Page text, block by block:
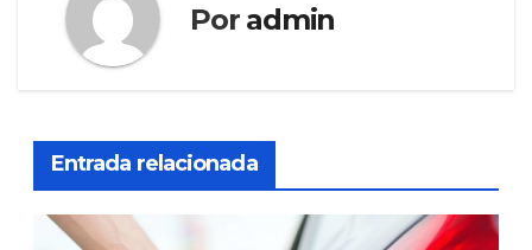
Por admin
Entrada relacionada